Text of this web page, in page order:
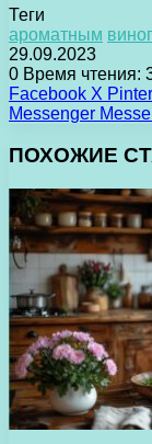
Теги
ароматным
29.09.2023
0 Время чтения:
Facebook X
Messenger
ПОХОЖИЕ